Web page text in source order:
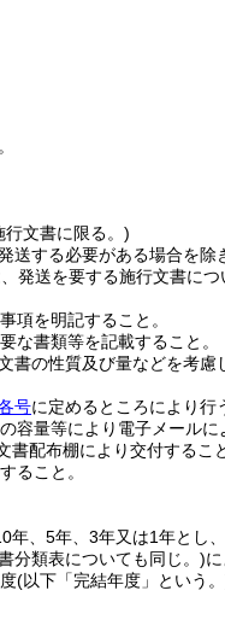
文書に限る。)
する必要がある場合を
発送を要する施行文書に
項を明記すること。
な書類等を記載すること。
の性質及び量などを考慮
号に定めるところにより行
容量等により電子メール
配布棚により交付すること
ること。
年、5年、3年又は1年とし
分類表についても同じ。)に
(以下「完結年度」という